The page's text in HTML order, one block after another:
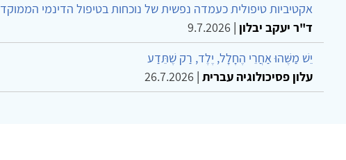
אקטיביות טיפולית כעמדה נפשית של נוכחות בטיפול הדינמי הממוקד
ד"ר יעקב יבלון |
9.7.2026
יֵשׁ מַשֶּׁהוּ אַחֲרֵי הֶחָלָל, יֶלֶד, רַק שֶׁתֵּדַע
עלון פסיכולוגיה עברית |
26.7.2026